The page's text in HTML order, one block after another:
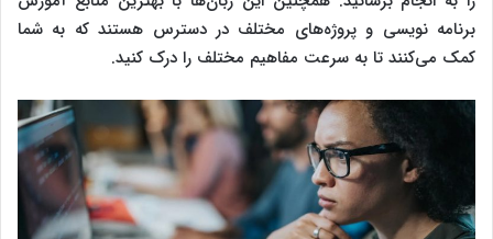
برنامه‌ نویسی و پروژه‌های مختلف در دسترس هستند که به شما
کمک می‌کنند تا به سرعت مفاهیم مختلف را درک کنید.